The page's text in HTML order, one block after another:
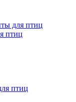
для птиц
птиц
птиц